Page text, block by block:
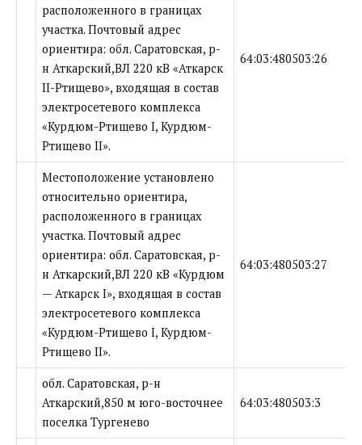
расположенного в границах
участка. Почтовый адрес
ориентира: обл. Саратовская, р-
н Аткарский,ВЛ 220 кВ «Аткарск
II-Ртищево», входящая в состав
электросетевого комплекса
«Курдюм-Ртищево I, Курдюм-
Ртищево II».
64:03:480503:26
Местоположение установлено
относительно ориентира,
расположенного в границах
участка. Почтовый адрес
ориентира: обл. Саратовская, р-
н Аткарский,ВЛ 220 кВ «Курдюм
— Аткарск I», входящая в состав
электросетевого комплекса
«Курдюм-Ртищево I, Курдюм-
Ртищево II».
64:03:480503:27
обл. Саратовская, р-н
Аткарский,850 м юго-восточнее
поселка Тургенево
64:03:480503:3